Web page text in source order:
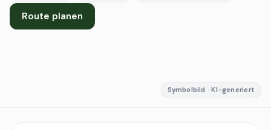
Route planen
Symbolbild · KI-generiert